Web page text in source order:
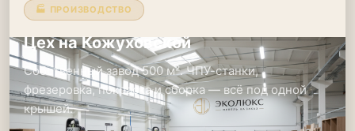
🏭 ПРОИЗВОДСТВО
Цех на Кожуховской
Собственный завод 500 м². ЧПУ-станки,
фрезеровка, покраска и сборка — всё под одной
крышей.